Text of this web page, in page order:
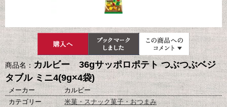
商品名：カルビー 36gサッポロポテト つぶつぶベジ
タブル ミニ4(9g×4袋)
メーカー
カルビー
カテゴリー
米菓・スナック菓子・おつまみ